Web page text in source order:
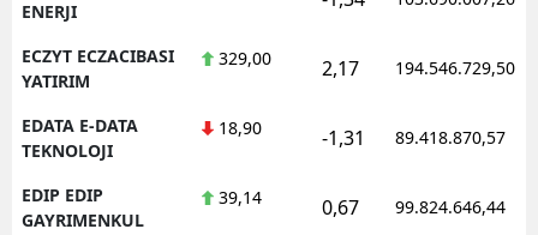
ENERJI
ECZYT ECZACIBASI
YATIRIM
329,00 2,17 194.546.729,50
EDATA E-DATA
TEKNOLOJI
18,90 -1,31 89.418.870,57
EDIP EDIP
GAYRIMENKUL
39,14 0,67 99.824.646,44